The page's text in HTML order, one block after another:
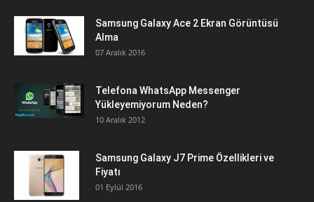
Samsung Galaxy Ace 2 Ekran Görüntüsü
Alma
07 Aralık 2016
Telefona WhatsApp Messenger
Yükleyemiyorum Neden?
10 Aralık 2012
Samsung Galaxy J7 Prime Özellikleri ve
Fiyatı
01 Eylül 2016